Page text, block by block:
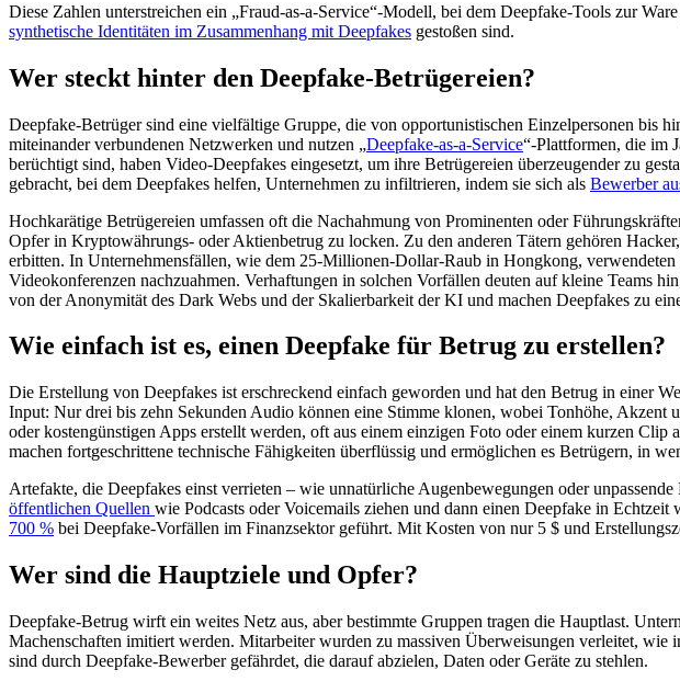
Diese Zahlen unterstreichen ein „Fraud-as-a-Service“-Modell, bei dem Deepfake-Tools zur
synthetische Identitäten im Zusammenhang mit Deepfakes gestoßen sind.
Wer steckt hinter den Deepfake-Betrügereien?
Deepfake-Betrüger sind eine vielfältige Gruppe, die von opportunistischen Einzelpersonen bis
miteinander verbundenen Netzwerken und nutzen „Deepfake-as-a-Service“-Plattformen, die im
berüchtigt sind, haben Video-Deepfakes eingesetzt, um ihre Betrügereien überzeugender zu
gebracht, bei dem Deepfakes helfen, Unternehmen zu infiltrieren, indem sie sich als Bewerber
Hochkarätige Betrügereien umfassen oft die Nachahmung von Prominenten oder
Opfer in Kryptowährungs- oder Aktienbetrug zu locken. Zu den anderen Tätern gehören
erbitten. In Unternehmensfällen, wie dem 25-Millionen-Dollar-Raub in Hongkong,
Videokonferenzen nachzuahmen. Verhaftungen in solchen Vorfällen deuten auf kleine Teams
von der Anonymität des Dark Webs und der Skalierbarkeit der KI und machen Deepfakes zu
Wie einfach ist es, einen Deepfake für Betrug zu erstellen?
Die Erstellung von Deepfakes ist erschreckend einfach geworden und hat den Betrug in einer
Input: Nur drei bis zehn Sekunden Audio können eine Stimme klonen, wobei Tonhöhe, Akzent
oder kostengünstigen Apps erstellt werden, oft aus einem einzigen Foto oder einem kurzen
machen fortgeschrittene technische Fähigkeiten überflüssig und ermöglichen es Betrügern, in
Artefakte, die Deepfakes einst verrieten – wie unnatürliche Augenbewegungen oder
öffentlichen Quellen wie Podcasts oder Voicemails ziehen und dann einen Deepfake in
700 % bei Deepfake-Vorfällen im Finanzsektor geführt. Mit Kosten von nur 5 $ und
Wer sind die Hauptziele und Opfer?
Deepfake-Betrug wirft ein weites Netz aus, aber bestimmte Gruppen tragen die Hauptlast.
Machenschaften imitiert werden. Mitarbeiter wurden zu massiven Überweisungen verleitet,
sind durch Deepfake-Bewerber gefährdet, die darauf abzielen, Daten oder Geräte zu stehlen.